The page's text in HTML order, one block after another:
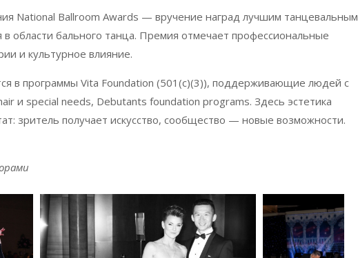
National Ballroom Awards — вручение наград лучшим танцевальным
области бального танца. Премия отмечает профессиональные
и культурное влияние.
в программы Vita Foundation (501(c)(3)), поддерживающие людей с
и special needs, Debutants foundation programs. Здесь эстетика
зритель получает искусство, сообщество — новые возможности.